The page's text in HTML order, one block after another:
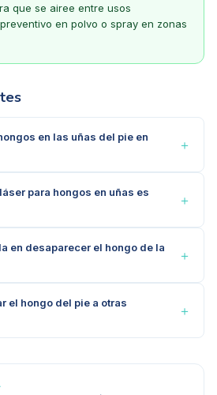
que se airee entre usos
en polvo o spray en zonas
en las uñas del pie en
＋
para hongos en uñas es
＋
en desaparecer el hongo de la
＋
el hongo del pie a otras
＋